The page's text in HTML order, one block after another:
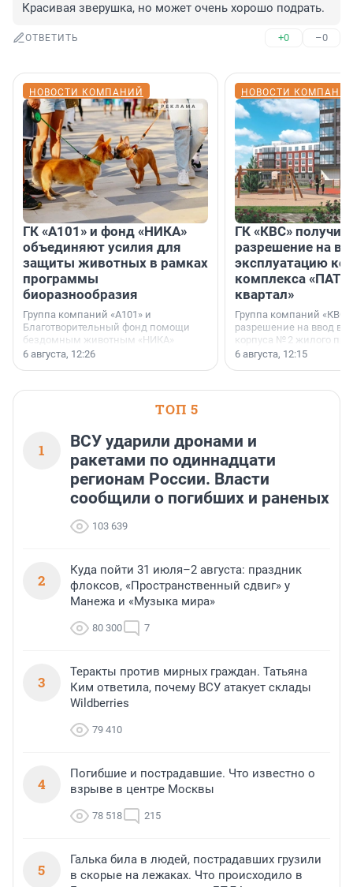
Красивая зверушка, но может очень хорошо подрать.
ОТВЕТИТЬ +0 –0
НОВОСТИ КОМПАНИЙ
ГК «А101» и фонд «НИКА»
объединяют усилия для
защиты животных в рамках
программы
биоразнообразия
Группа компаний «А101» и
Благотворительный фонд помощи
бездомным животным «НИКА»
заключили соглашение о
6 августа, 12:26
НОВОСТИ
ГК «КВС»
разрешение на
эксплуатацию
комплекса
квартал»
Группа компаний
разрешение на ввод в
корпуса № 2 жилого
Уютный квартал»,
6 августа, 12:15
ТОП 5
1
ВСУ ударили дронами и
ракетами по одиннадцати
регионам России. Власти
сообщили о погибших и раненых
103 639
2
Куда пойти 31 июля–2 августа: праздник
флоксов, «Пространственный сдвиг» у
Манежа и «Музыка мира»
80 300 7
3
Теракты против мирных граждан. Татьяна
Ким ответила, почему ВСУ атакует склады
Wildberries
79 410
4
Погибшие и пострадавшие. Что известно о
взрыве в центре Москвы
78 518 215
5
Галька била в людей, пострадавших грузили
в скорые на лежаках. Что происходило в